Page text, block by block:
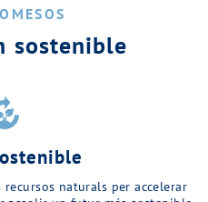
sostenible
naturals per accelerar